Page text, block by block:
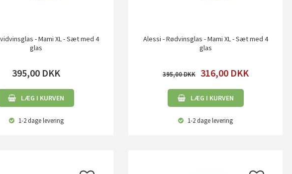
- Mami XL - Sæt med 4
glas
395,00 DKK
LÆG I KURVEN
1-2 dagelevering
Alessi - Rødvinsglas - Mami XL - Sæt med 4
glas
395,00 316,00 DKK
LÆG I KURVEN
1-2 dagelevering